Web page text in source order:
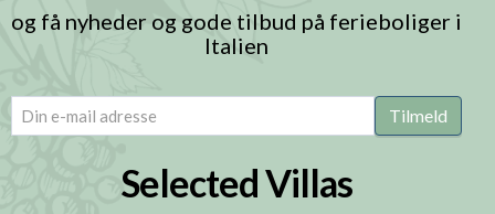
og få nyheder og gode tilbud på ferieboliger i
Italien
email (Påkrævet) Tilmeld
Selected Villas